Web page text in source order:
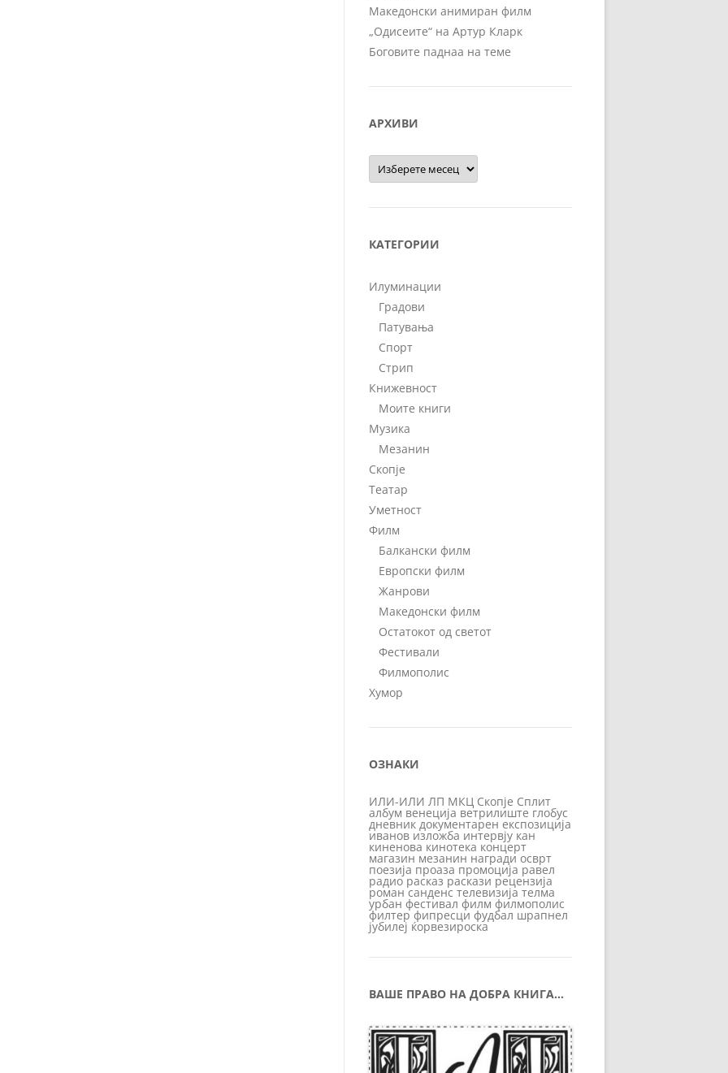
Македонски анимиран филм
„Одисеите“ на Артур Кларк
Боговите паднаа на теме
АРХИВИ
Архиви
КАТЕГОРИИ
Илуминации
Градови
Патувања
Спорт
Стрип
Книжевност
Моите книги
Музика
Мезанин
Скопје
Театар
Уметност
Филм
Балкански филм
Европски филм
Жанрови
Македонски филм
Остатокот од светот
Фестивали
Филмополис
Хумор
ОЗНАКИ
ИЛИ-ИЛИ ЛП МКЦ Скопје Сплит
албум венеција ветрилиште глобус
дневник документарен експозиција
иванов изложба интервју кан
киненова кинотека концерт
магазин мезанин награди осврт
поезија проаза промоција равел
радио расказ раскази рецензија
роман санденс телевизија телма
урбан фестивал филм филмополис
филтер фипресци фудбал шрапнел
јубилеј ќорвезироска
ВАШЕ ПРАВО НА ДОБРА КНИГА…